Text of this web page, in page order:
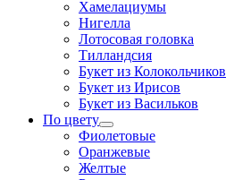
Хамелациумы
Нигелла
Лотосовая головка
Тилландсия
Букет из Колокольчиков
Букет из Ирисов
Букет из Васильков
По цвету
Фиолетовые
Оранжевые
Желтые